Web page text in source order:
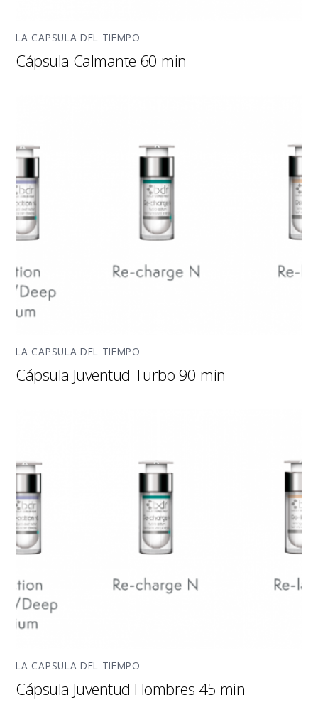
LA CAPSULA DEL TIEMPO
Cápsula Calmante 60 min
LA CAPSULA DEL TIEMPO
Cápsula Juventud Turbo 90 min
LA CAPSULA DEL TIEMPO
Cápsula Juventud Hombres 45 min